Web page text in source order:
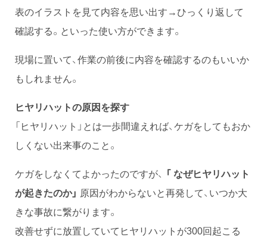
表のイラストを見て内容を思い出す→ひっくり返して
確認する。といった使い方ができます。
現場に置いて、作業の前後に内容を確認するのもいいか
もしれません。
ヒヤリハットの原因を探す
「ヒヤリハット」とは一歩間違えれば、ケガをしてもおか
しくない出来事のこと。
ケガをしなくてよかったのですが、 「 なぜヒヤリハット
が起きたのか」 原因がわからないと再発して、いつか大
きな事故に繋がります。
改善せずに放置していてヒヤリハットが300回起こる